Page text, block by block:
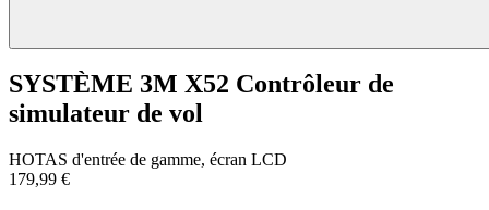
SYSTÈME 3M X52 Contrôleur de
simulateur de vol
HOTAS d'entrée de gamme, écran LCD
179,99 €